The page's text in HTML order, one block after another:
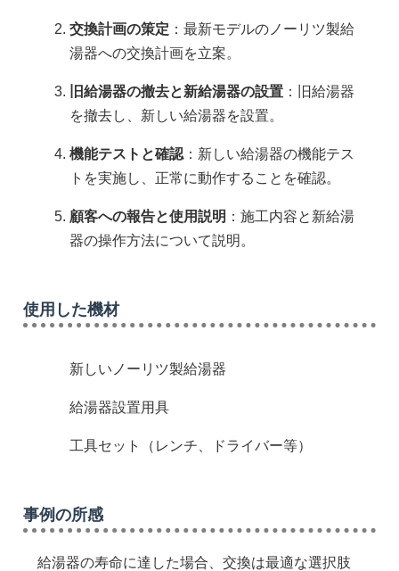
交換計画の策定 ：最新モデルのノーリツ製給
湯器への交換計画を立案。
旧給湯器の撤去と新給湯器の設置 ：旧給湯器
を撤去し、新しい給湯器を設置。
機能テストと確認 ：新しい給湯器の機能テス
トを実施し、正常に動作することを確認。
顧客への報告と使用説明 ：施工内容と新給湯
器の操作方法について説明。
使用した機材
新しいノーリツ製給湯器
給湯器設置用具
工具セット（レンチ、ドライバー等）
事例の所感
給湯器の寿命に達した場合、交換は最適な選択肢